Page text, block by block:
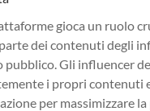
gioca un ruolo
dei contenuti degli
pubblico. Gli influencer
i propri contenuti
per massimizzare